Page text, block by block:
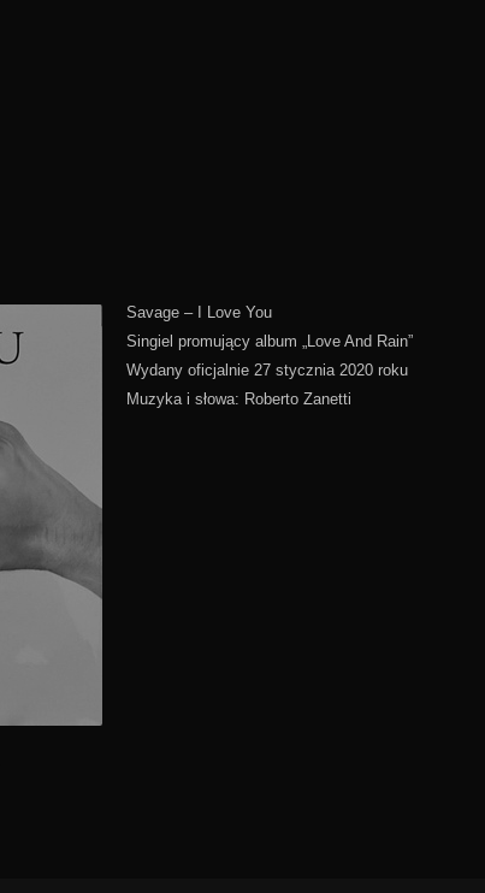
Savage – I Love You
Singiel promujący album „Love And Rain”
Wydany oficjalnie 27 stycznia 2020 roku
Muzyka i słowa: Roberto Zanetti